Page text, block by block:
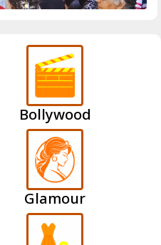
Bollywood
Glamour